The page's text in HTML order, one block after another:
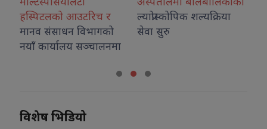
आउटरिच र
विभागको
सञ्चालनमा
ल्याप्रोस्कोपिक शल्यक्रिया
सेवा सुरु
विशेष भिडियो